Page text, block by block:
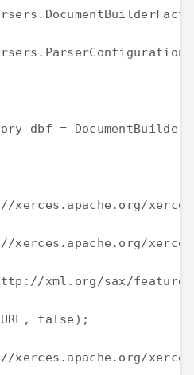
dbf =
"http://xml.org/sax/
false);